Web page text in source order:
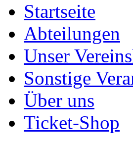
Startseite
Abteilungen
Unser
Sonstige
Über uns
Ticket-Shop